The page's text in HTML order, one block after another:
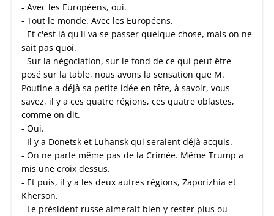
- Avec les Européens, oui.
- Tout le monde. Avec les Européens.
- Et c'est là qu'il va se passer quelque chose, mais on ne
sait pas quoi.
- Sur la négociation, sur le fond de ce qui peut être
posé sur la table, nous avons la sensation que M.
Poutine a déjà sa petite idée en tête, à savoir, vous
savez, il y a ces quatre régions, ces quatre oblastes,
comme on dit.
- Oui.
- Il y a Donetsk et Luhansk qui seraient déjà acquis.
- On ne parle même pas de la Crimée. Même Trump a
mis une croix dessus.
- Et puis, il y a les deux autres régions, Zaporizhia et
Kherson.
- Le président russe aimerait bien y rester plus ou